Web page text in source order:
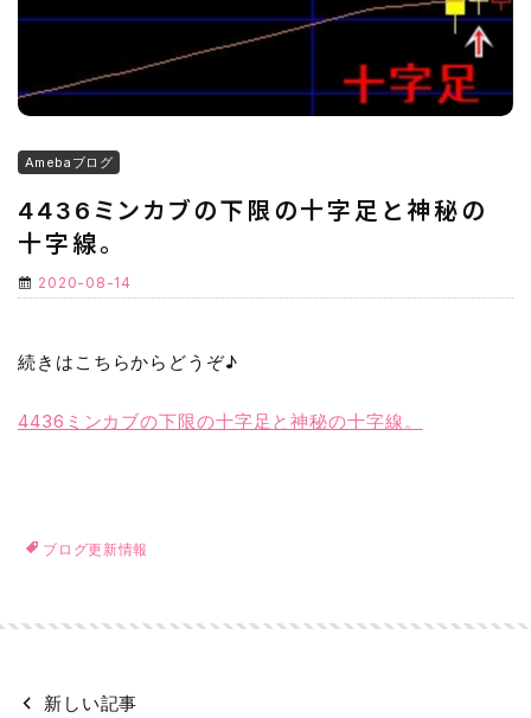
Amebaブログ
4436ミンカブの下限の十字足と神秘の
十字線。
2020-08-14
続きはこちらからどうぞ♪
4436ミンカブの下限の十字足と神秘の十字線。
ブログ更新情報
新しい記事